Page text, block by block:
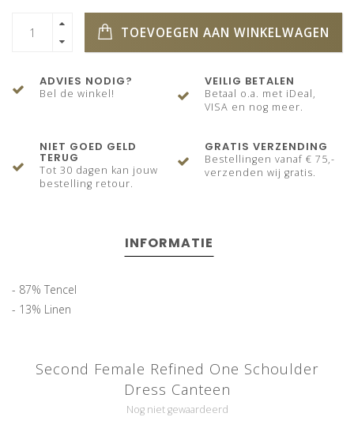
TOEVOEGEN AAN WINKELWAGEN
ADVIES NODIG?
Bel de winkel!
VEILIG BETALEN
Betaal o.a. met iDeal,
VISA en nog meer.
NIET GOED GELD
TERUG
Tot 30 dagen kan jouw
bestelling retour.
GRATIS VERZENDING
Bestellingen vanaf € 75,-
verzenden wij gratis.
INFORMATIE
- 87% Tencel
- 13% Linen
Second Female Refined One Schoulder
Dress Canteen
Nog niet gewaardeerd